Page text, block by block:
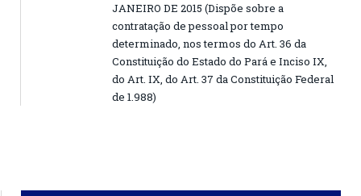
JANEIRO DE 2015 (Dispõe sobre a
contratação de pessoal por tempo
determinado, nos termos do Art. 36 da
Constituição do Estado do Pará e Inciso IX,
do Art. IX, do Art. 37 da Constituição Federal
de 1.988)